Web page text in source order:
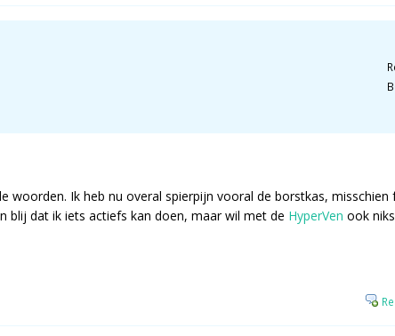
woorden. Ik heb nu overal spierpijn vooral de borstkas, misschien
blij dat ik iets actiefs kan doen, maar wil met de HyperVen ook